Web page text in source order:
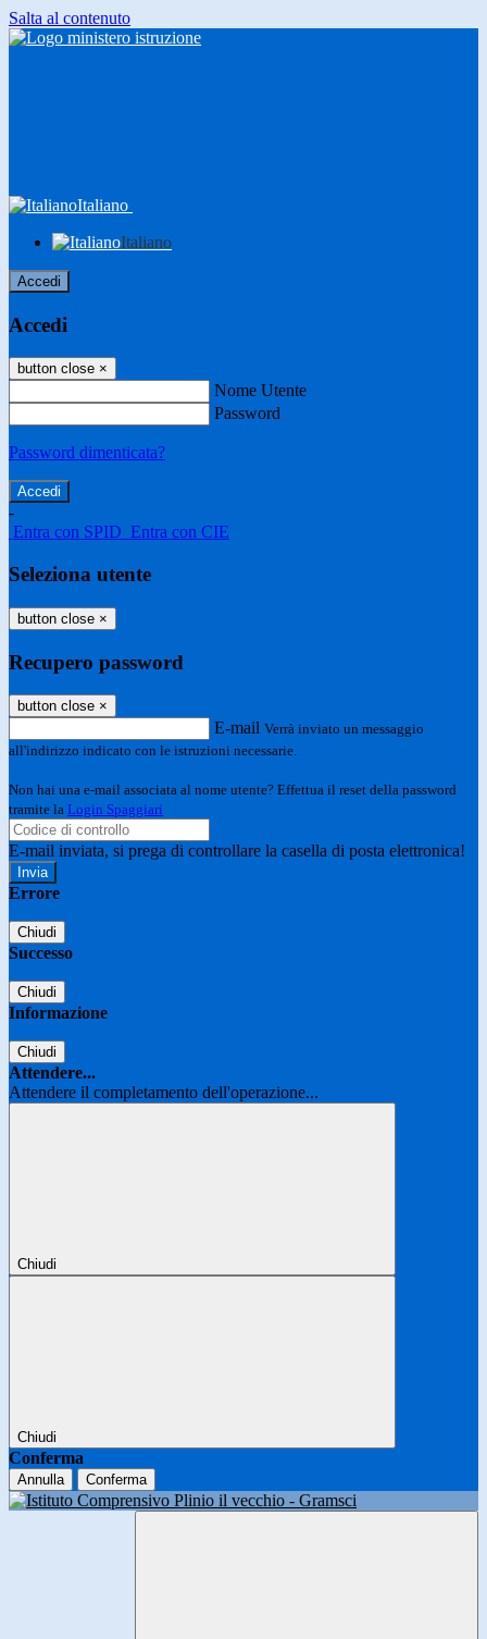
Salta al contenuto
Italiano
Italiano
Accedi
Accedi
button close ×
Nome Utente
Password
Password dimenticata?
-
Entra con SPID Entra con CIE
Seleziona utente
button close ×
Recupero password
button close ×
E-mail Verrà inviato un messaggio
all'indirizzo indicato con le istruzioni necessarie.
Non hai una e-mail associata al nome utente? Effettua il reset della password
tramite la Login Spaggiari
E-mail inviata, si prega di controllare la casella di posta elettronica!
Errore
Chiudi
Successo
Chiudi
Informazione
Chiudi
Attendere...
Attendere il completamento dell'operazione...
Chiudi
Chiudi
Conferma
Annulla Conferma